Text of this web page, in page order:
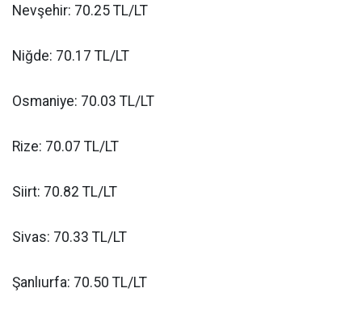
Nevşehir: 70.25 TL/LT
Niğde: 70.17 TL/LT
Osmaniye: 70.03 TL/LT
Rize: 70.07 TL/LT
Siirt: 70.82 TL/LT
Sivas: 70.33 TL/LT
Şanlıurfa: 70.50 TL/LT